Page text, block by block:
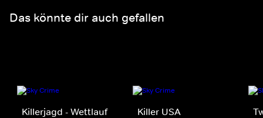
Das könnte dir auch gefallen
Killerjagd - Wettlauf
Killer USA